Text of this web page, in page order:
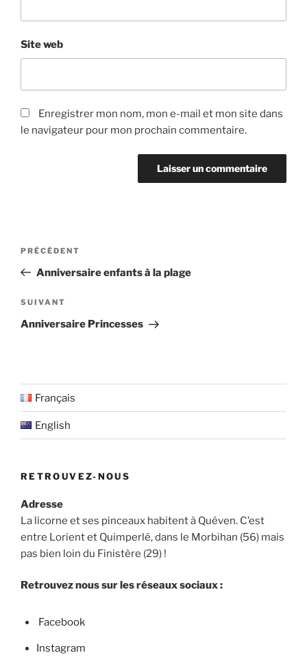
Site web
Enregistrer mon nom, mon e-mail et mon site dans
le navigateur pour mon prochain commentaire.
Navigation
l’article
Article
précédent
PRÉCÉDENT
Anniversaire enfants à la plage
Article
suivant
SUIVANT
Anniversaire Princesses
Français
English
RETROUVEZ-NOUS
Adresse
La licorne et ses pinceaux habitent à Quéven. C’est
entre Lorient et Quimperlé, dans le Morbihan (56) mais
pas bien loin du Finistère (29) !
Retrouvez nous sur les réseaux sociaux :
Facebook
Instagram